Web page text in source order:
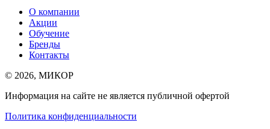
О компании
Акции
Обучение
Бренды
Контакты
© 2026, МИКОР
Информация на сайте не является публичной офертой
Политика конфиденциальности